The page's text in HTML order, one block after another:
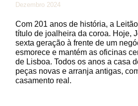
Dezembro 2024
Com 201 anos de história, a
título de joalheira da coroa. Hoje,
sexta geração à frente de um
esmorece e mantém as oficinas
de Lisboa. Todos os anos a casa
peças novas e arranja antigas,
casamento real.